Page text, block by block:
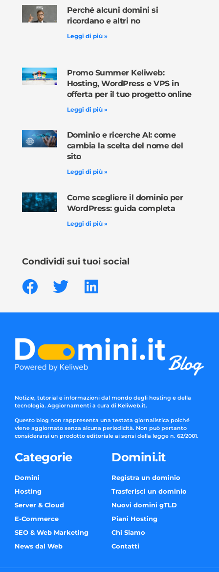
Perché alcuni domini si
ricordano e altri no
Leggi di più »
Promo Summer Keliweb:
Hosting, WordPress e VPS in
offerta per il tuo progetto online
Leggi di più »
Dominio e ricerche AI: come
cambia la scelta del nome del
sito
Leggi di più »
Come scegliere il dominio per
WordPress: guida completa
Leggi di più »
Condividi sui tuoi social
Notizie, tutorial e informazioni dal mondo degli hosting e della
tecnologia. Aggiornamenti a cura di Keliweb.it.
Questo blog non rappresenta una testata giornalistica poiché
viene aggiornato senza alcuna periodicità. Non può pertanto
considerarsi un prodotto editoriale ai sensi della legge n. 62/2001.
Categorie
Domini
Hosting
Server & Cloud
E-Commerce
SEO & Web Marketing
News dal Web
Domini.it
Registra un dominio
Trasferisci un dominio
Nuovi domini gTLD
Piani Hosting
Chi Siamo
Contatti